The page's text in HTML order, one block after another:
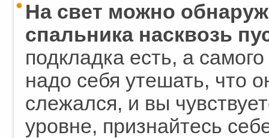
На свет можно
спальника насквозь
подкладка есть, а
надо себя утешать, что
слежался, и вы
уровне, признайтесь